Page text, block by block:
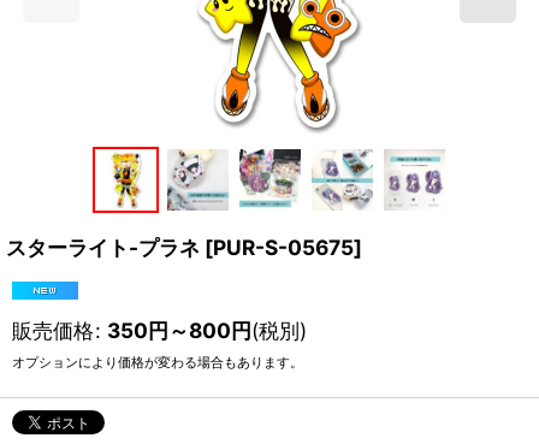
スターライト-プラネ [PUR-S-05675]
販売価格: 350円～800円(税別)
オプションにより価格が変わる場合もあります。